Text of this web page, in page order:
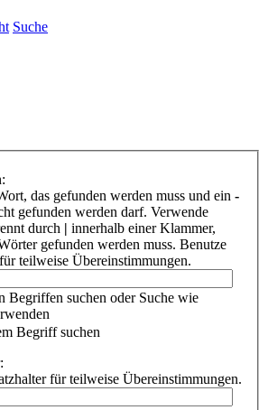
Suche
das gefunden werden muss und ein -
gefunden werden darf. Verwende
durch | innerhalb einer Klammer,
gefunden werden muss. Benutze
teilweise Übereinstimmungen.
Begriffen suchen oder Suche wie
Begriff suchen
für teilweise Übereinstimmungen.